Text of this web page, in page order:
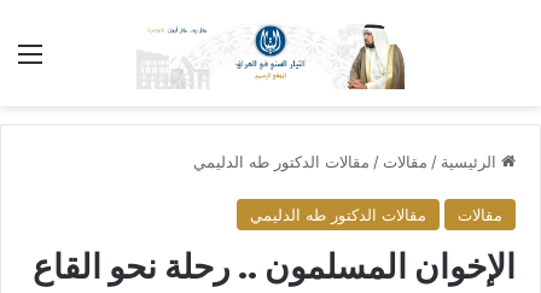
الرئيسية / مقالات / مقالات الدكتور طه الدليمي
مقالات مقالات الدكتور طه الدليمي
الإخوان المسلمون .. رحلة نحو القاع